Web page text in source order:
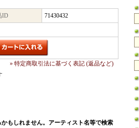
ID 71430432
» 特定商取引法に基づく表記 (返品など)
もしれません。アーティスト名等で検索